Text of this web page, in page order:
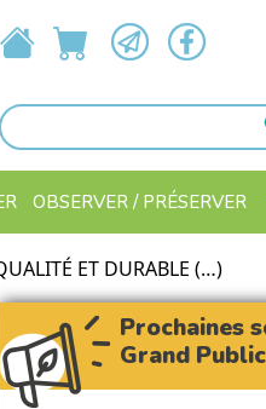
OBSERVER / PRÉSERVER
ET DURABLE (…)
Prochaines
Grand Public